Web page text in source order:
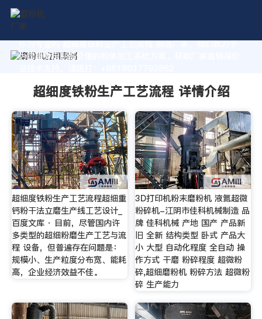
作为专业的 超细度铁粉生产工艺流程 制造厂家，我们致力于
为您量身定制高价值的粉体加工系统方案。获取厂家直销报价
超细度铁粉生产工艺流程 详情介绍
超细度铁粉生产工艺流程超细重
钙粉干法立磨生产线工艺设计_
百度文库 · 目前，尽管国内许
多类型的超细粉磨生产工艺与流
程 设备，但普遍存在问题是：
规模小、生产粒度分布宽、能耗
高，企业经济效益不佳。
3D打印机粉末磨粉机 液氮超微
粉碎机-江阴市佳科机械制造 品
牌 佳科机械 产地 国产 产品新
旧 全新 结构类型 卧式 产品大
小 大型 自动化程度 全自动 操
作方式 干磨 粉碎程度 超微粉
碎,超细磨粉机 粉碎方法 超微粉
碎 生产能力